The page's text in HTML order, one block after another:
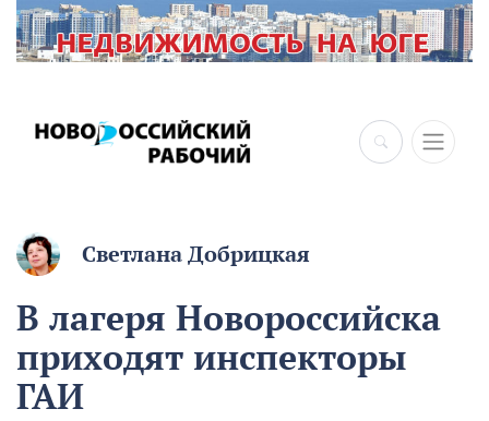
×
Светлана Добрицкая
В лагеря Новороссийска
приходят инспекторы
ГАИ